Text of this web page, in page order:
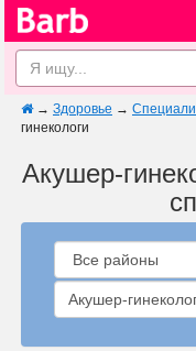
→ Здоровье →
гинекологи
Акушер-
Акушер-